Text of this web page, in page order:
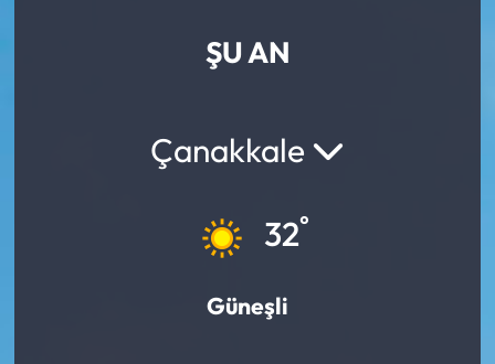
ŞU AN
Çanakkale
32°
Güneşli